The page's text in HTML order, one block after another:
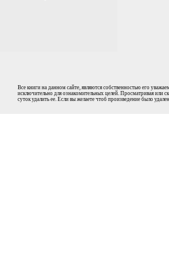
Все книги на данном сайте, являются собственностью его
исключительно для ознакомительных целей. Просматривая или
суток удалить ее. Если вы желаете чтоб произведение было